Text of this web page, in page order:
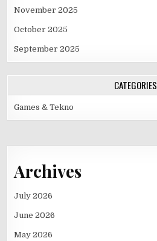
November 2025
October 2025
September 2025
CATEGORIES
Games & Tekno
Archives
July 2026
June 2026
May 2026